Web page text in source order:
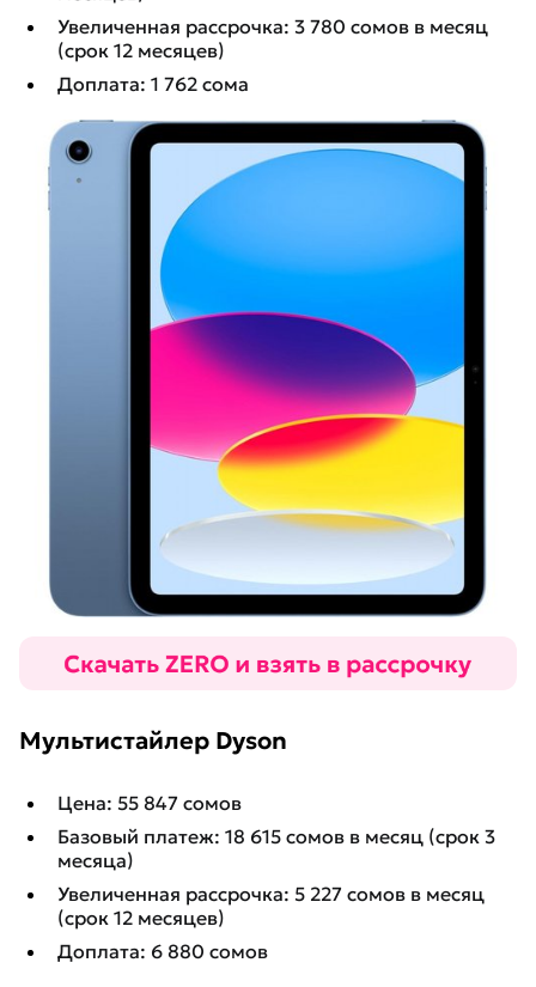
Увеличенная рассрочка: 3 780 сомов в месяц
(срок 12 месяцев)
Доплата: 1 762 сома
Мультистайлер Dyson
Цена: 55 847 сомов
Базовый платеж: 18 615 сомов в месяц (срок 3
месяца)
Увеличенная рассрочка: 5 227 сомов в месяц
(срок 12 месяцев)
Доплата: 6 880 сомов